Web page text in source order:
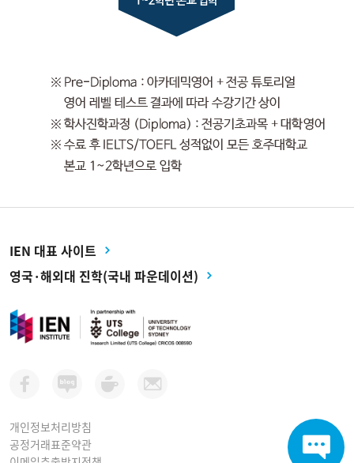
IEN 대표 사이트
영국·해외대 진학(국내 파운데이션)
개인정보처리방침
공정거래표준약관